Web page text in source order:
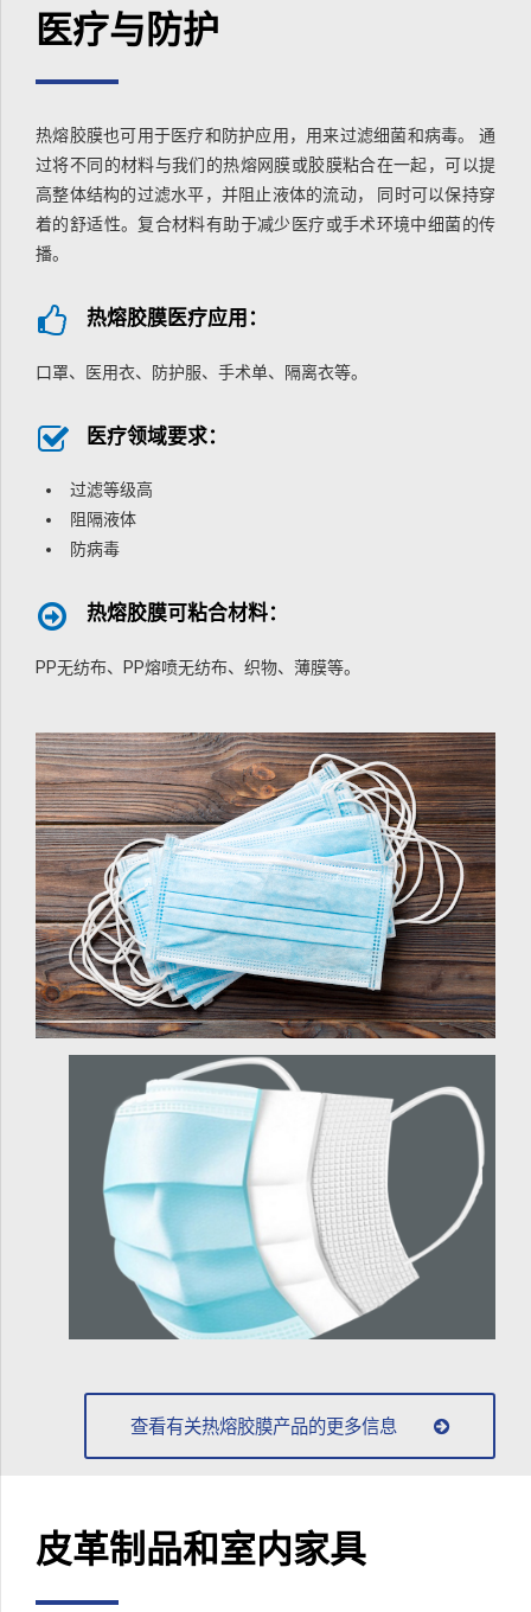
医疗与防护
热熔胶膜也可用于医疗和防护应用，用来过滤细菌和病毒。 通
过将不同的材料与我们的热熔网膜或胶膜粘合在一起，可以提
高整体结构的过滤水平，并阻止液体的流动， 同时可以保持穿
着的舒适性。复合材料有助于减少医疗或手术环境中细菌的传
播。
热熔胶膜医疗应用：
口罩、医用衣、防护服、手术单、隔离衣等。
医疗领域要求：
过滤等级高
阻隔液体
防病毒
热熔胶膜可粘合材料：
PP无纺布、PP熔喷无纺布、织物、薄膜等。
查看有关热熔胶膜产品的更多信息
皮革制品和室内家具